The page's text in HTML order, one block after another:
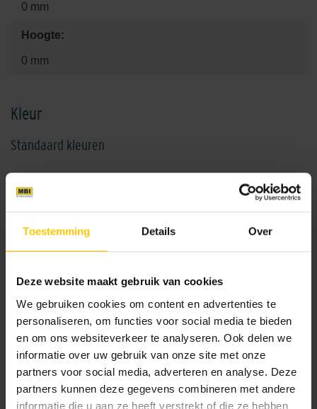
Toestemming Details Over
Deze website maakt gebruik van cookies
We gebruiken cookies om content en advertenties te
personaliseren, om functies voor social media te bieden
en om ons websiteverkeer te analyseren. Ook delen we
informatie over uw gebruik van onze site met onze
partners voor social media, adverteren en analyse. Deze
partners kunnen deze gegevens combineren met andere
informatie die u aan ze heeft verstrekt of die ze hebben
0 mm
Hoogte:
0 mm
Kleur
Standaard kleuren
Eindplaat V100s kunststof Eindplaat V150s kunststof